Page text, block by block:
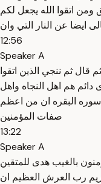
اتقوا الله يجعل لكم
ايضا عن النار التي وان
12:56
Speaker A
قال ثم ننجي الذين اتقوا
دائم هم اهل النجاه واهل
سوره البقره ان من اعظم
صفات المؤمنين
13:22
Speaker A
بالغيب هدى للمتقين
رب العرش العظيم ان